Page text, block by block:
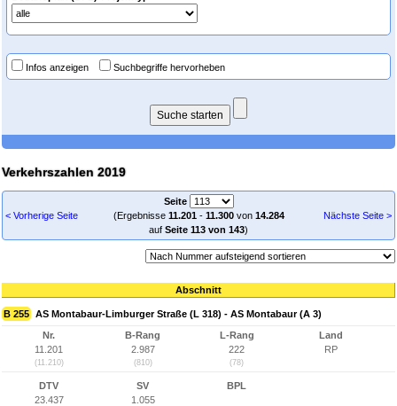
Infos anzeigen Suchbegriffe hervorheben
Verkehrszahlen 2019
< Vorherige Seite
Seite
(Ergebnisse 11.201- 11.300von 14.284
auf Seite 113 von 143)
Nächste Seite >
Abschnitt
B 255 AS Montabaur-Limburger Straße (L 318) - AS Montabaur (A 3)
Nr.
11.201
(11.210)
B-Rang
2.987
(810)
L-Rang
222
(78)
Land
RP
DTV
23.437
SV
1.055
BPL